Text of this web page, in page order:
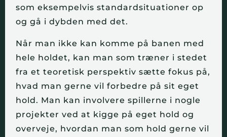
som eksempelvis standardsituationer op
og gå i dybden med det.
Når man ikke kan komme på banen med
hele holdet, kan man som træner i stedet
fra et teoretisk perspektiv sætte fokus på,
hvad man gerne vil forbedre på sit eget
hold. Man kan involvere spillerne i nogle
projekter ved at kigge på eget hold og
overveje, hvordan man som hold gerne vil